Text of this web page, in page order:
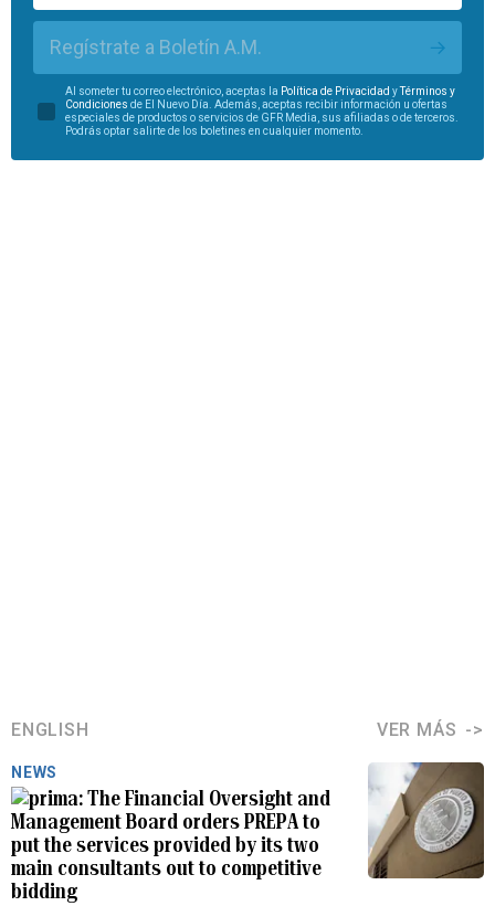
Regístrate a Boletín A.M.
Al someter tu correo electrónico, aceptas la Política de Privacidad yTérminos y
Condiciones de El Nuevo Día. Además, aceptas recibir información u ofertas
especiales de productos o servicios de GFR Media, sus afiliadas o de terceros.
Podrás optar salirte de los boletines en cualquier momento.
ENGLISH VER MÁS
NEWS
The Financial Oversight and
Management Board orders PREPA to
put the services provided by its two
main consultants out to competitive
bidding